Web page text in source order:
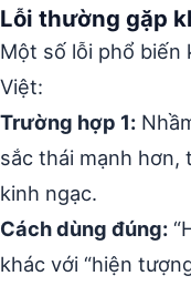
Lỗi thường gặp
Một số lỗi phổ biến
Việt:
Trường hợp 1:
sắc thái mạnh hơn,
kinh ngạc.
Cách dùng đúng:
khác với “hiện